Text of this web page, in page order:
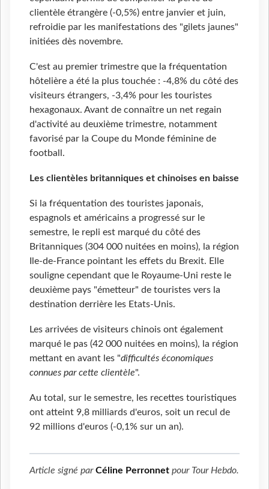
clientèle étrangère (-0,5%) entre janvier et juin,
refroidie par les manifestations des "gilets jaunes"
initiées dès novembre.
C'est au premier trimestre que la fréquentation
hôtelière a été la plus touchée : -4,8% du côté des
visiteurs étrangers, -3,4% pour les touristes
hexagonaux. Avant de connaître un net regain
d'activité au deuxième trimestre, notamment
favorisé par la Coupe du Monde féminine de
football.
Les clientèles britanniques et chinoises en baisse
Si la fréquentation des touristes japonais,
espagnols et américains a progressé sur le
semestre, le repli est marqué du côté des
Britanniques (304 000 nuitées en moins), la région
Ile-de-France pointant les effets du Brexit. Elle
souligne cependant que le Royaume-Uni reste le
deuxième pays "émetteur" de touristes vers la
destination derrière les Etats-Unis.
Les arrivées de visiteurs chinois ont également
marqué le pas (42 000 nuitées en moins), la région
mettant en avant les "difficultés économiques
connues par cette clientèle".
Au total, sur le semestre, les recettes touristiques
ont atteint 9,8 milliards d'euros, soit un recul de
92 millions d'euros (-0,1% sur un an).
Article signé parCéline Perronnet pour Tour Hebdo.